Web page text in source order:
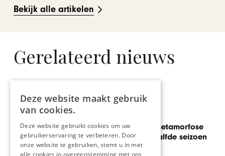
Bekijk alle artikelen
Gerelateerd nieuws
Aon ’t Bat na metamorfose
klaar voor twaalfde seizoen
Deze website maakt gebruik
van cookies.
Deze website gebruikt cookies om uw
gebruikerservaring te verbeteren. Door
onze website te gebruiken, stemt u in met
alle cookies in overeenstemming met ons